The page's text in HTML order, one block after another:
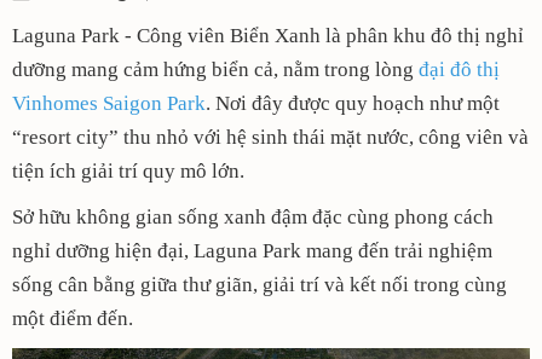
Laguna Park - Công viên Biển Xanh là phân khu đô thị nghỉ
dưỡng mang cảm hứng biển cả, nằm trong lòng đại đô thị
Vinhomes Saigon Park. Nơi đây được quy hoạch như một
“resort city” thu nhỏ với hệ sinh thái mặt nước, công viên và
tiện ích giải trí quy mô lớn.
Sở hữu không gian sống xanh đậm đặc cùng phong cách
nghỉ dưỡng hiện đại, Laguna Park mang đến trải nghiệm
sống cân bằng giữa thư giãn, giải trí và kết nối trong cùng
một điểm đến.